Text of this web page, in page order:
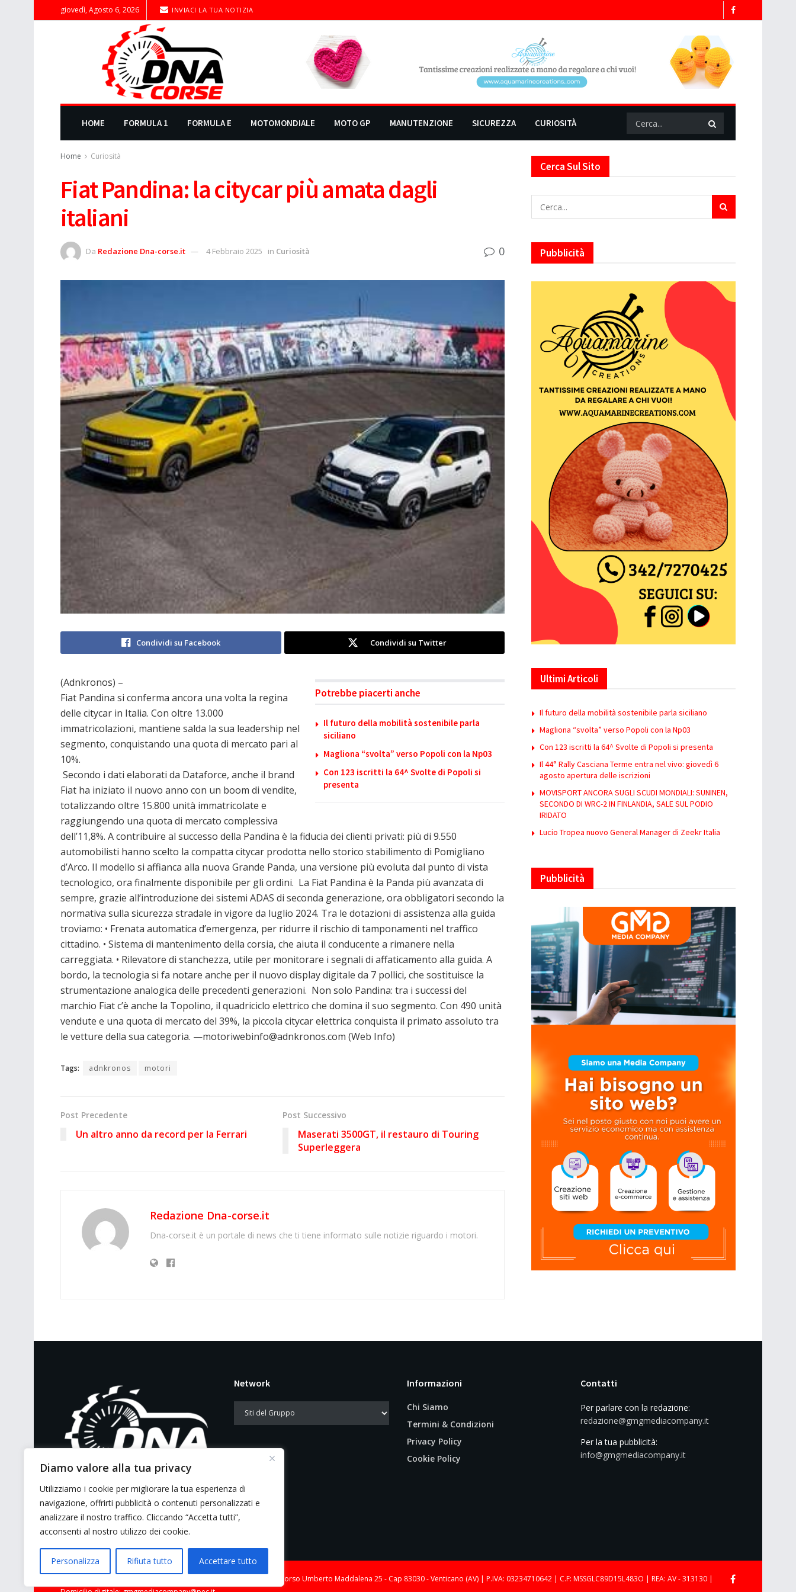
Diamo valore alla tua privacy
Utilizziamo i cookie per migliorare la tua esperienza di
navigazione, offrirti pubblicità o contenuti personalizzati e
analizzare il nostro traffico. Cliccando “Accetta tutti”,
acconsenti al nostro utilizzo dei cookie.
Personalizza Rifiuta tutto Accettare tutto
giovedì, Agosto 6, 2026 INVIACI LA TUA NOTIZIA
HOME FORMULA 1 FORMULA E MOTOMONDIALE MOTO GP MANUTENZIONE SICUREZZA CURIOSITÀ
Home Curiosità
Fiat Pandina: la citycar più amata dagli
italiani
Da Redazione Dna-corse.it 4 Febbraio 2025 in Curiosità 0
Condividi su Facebook Condividi su Twitter
Potrebbe piacerti anche
Il futuro della mobilità sostenibile parla
siciliano
Magliona “svolta” verso Popoli con la Np03
Con 123 iscritti la 64^ Svolte di Popoli si
presenta
(Adnkronos) –
Fiat Pandina si conferma ancora una volta la regina
delle citycar in Italia. Con oltre 13.000
immatricolazioni, mantiene salda la sua leadership nel
segmento, conquistando una quota di mercato pari al
10%.
Secondo i dati elaborati da Dataforce, anche il brand
Fiat ha iniziato il nuovo anno con un boom di vendite,
totalizzando oltre 15.800 unità immatricolate e
raggiungendo una quota di mercato complessiva
dell’11,8%. A contribuire al successo della Pandina è la fiducia dei clienti privati: più di 9.550
automobilisti hanno scelto la compatta citycar prodotta nello storico stabilimento di Pomigliano
d’Arco. Il modello si affianca alla nuova Grande Panda, una versione più evoluta dal punto di vista
tecnologico, ora finalmente disponibile per gli ordini. La Fiat Pandina è la Panda più avanzata di
sempre, grazie all’introduzione dei sistemi ADAS di seconda generazione, ora obbligatori secondo la
normativa sulla sicurezza stradale in vigore da luglio 2024. Tra le dotazioni di assistenza alla guida
troviamo: • Frenata automatica d’emergenza, per ridurre il rischio di tamponamenti nel traffico
cittadino. • Sistema di mantenimento della corsia, che aiuta il conducente a rimanere nella
carreggiata. • Rilevatore di stanchezza, utile per monitorare i segnali di affaticamento alla guida. A
bordo, la tecnologia si fa notare anche per il nuovo display digitale da 7 pollici, che sostituisce la
strumentazione analogica delle precedenti generazioni. Non solo Pandina: tra i successi del
marchio Fiat c’è anche la Topolino, il quadriciclo elettrico che domina il suo segmento. Con 490 unità
vendute e una quota di mercato del 39%, la piccola citycar elettrica conquista il primato assoluto tra
le vetture della sua categoria. —motoriwebinfo@adnkronos.com (Web Info)
Tags: adnkronos motori
Post Precedente
Un altro anno da record per la Ferrari
Post Successivo
Maserati 3500GT, il restauro di Touring
Superleggera
Redazione Dna-corse.it
Dna-corse.it è un portale di news che ti tiene informato sulle notizie riguardo i motori.
Cerca Sul Sito
Pubblicità
Ultimi Articoli
Il futuro della mobilità sostenibile parla siciliano
Magliona “svolta” verso Popoli con la Np03
Con 123 iscritti la 64^ Svolte di Popoli si presenta
Il 44° Rally Casciana Terme entra nel vivo: giovedì 6
agosto apertura delle iscrizioni
MOVISPORT ANCORA SUGLI SCUDI MONDIALI: SUNINEN,
SECONDO DI WRC-2 IN FINLANDIA, SALE SUL PODIO
IRIDATO
Lucio Tropea nuovo General Manager di Zeekr Italia
Pubblicità
E’ un portale di news ai sensi del D.L.
7/5/2001 n. 62
Network Informazioni
Chi Siamo
Termini & Condizioni
Privacy Policy
Cookie Policy
Contatti
Per parlare con la redazione:
redazione@gmgmediacompany.it
Per la tua pubblicità:
info@gmgmediacompany.it
© 2026 GMG Media Company Di Mossutti Gianluca | Sede legale: Corso Umberto Maddalena 25 - Cap 83030 - Venticano (AV) | P.IVA: 03234710642 | C.F: MSSGLC89D15L483O | REA: AV - 313130 |